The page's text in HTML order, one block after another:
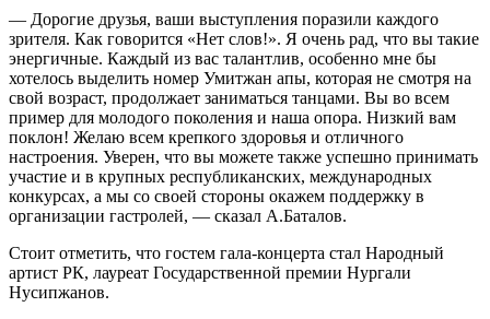
— Дорогие друзья, ваши выступления поразили каждого
зрителя. Как говорится «Нет слов!». Я очень рад, что вы такие
энергичные. Каждый из вас талантлив, особенно мне бы
хотелось выделить номер Умитжан апы, которая не смотря на
свой возраст, продолжает заниматься танцами. Вы во всем
пример для молодого поколения и наша опора. Низкий вам
поклон! Желаю всем крепкого здоровья и отличного
настроения. Уверен, что вы можете также успешно принимать
участие и в крупных республиканских, международных
конкурсах, а мы со своей стороны окажем поддержку в
организации гастролей, — сказал А.Баталов.
Стоит отметить, что гостем гала-концерта стал Народный
артист РК, лауреат Государственной премии Нургали
Нусипжанов.